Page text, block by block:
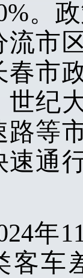
。
流市
春市
世纪
路等
速通
年
客车